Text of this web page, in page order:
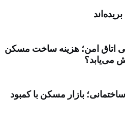
اتاق امن؛ هزینه ساخت مسکن
می‌یابد؟
بازار مسکن با کمبود